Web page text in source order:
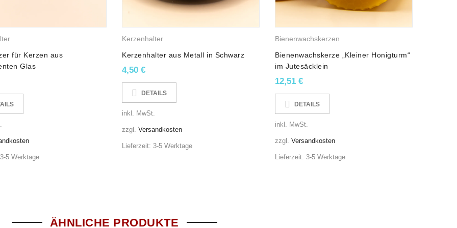
mit langer Brenndauer! Ein perfektes Wachslichter-Set, nicht nur für gemütliche Momente!
gefertigt, welche 50% unserer kleinen Manufaktur ausmachen! Somit unterstützen Sie mit Ihrem Einkauf direkt ein
tun.
Rohstoffen gegossen.
„Made in Germany“.
stammen ebenfalls aus Deutschland und entsprechen den höchsten Sicherheitsstandart.
gefertigt.
können Formen, Farben und Größen leicht variieren.
für Kerzen aus
Glas
3-5 Werktage
Kerzenhalter
Kerzenhalter aus Metall in Schwarz
4,50 €
DETAILS
inkl. MwSt.
zzgl. Versandkosten
Lieferzeit: 3-5 Werktage
Bienenwachskerzen
Bienenwachskerze „Kleiner Honigturm“
im Jutesäcklein
12,51 €
DETAILS
inkl. MwSt.
zzgl. Versandkosten
Lieferzeit: 3-5 Werktage
ÄHNLICHE PRODUKTE